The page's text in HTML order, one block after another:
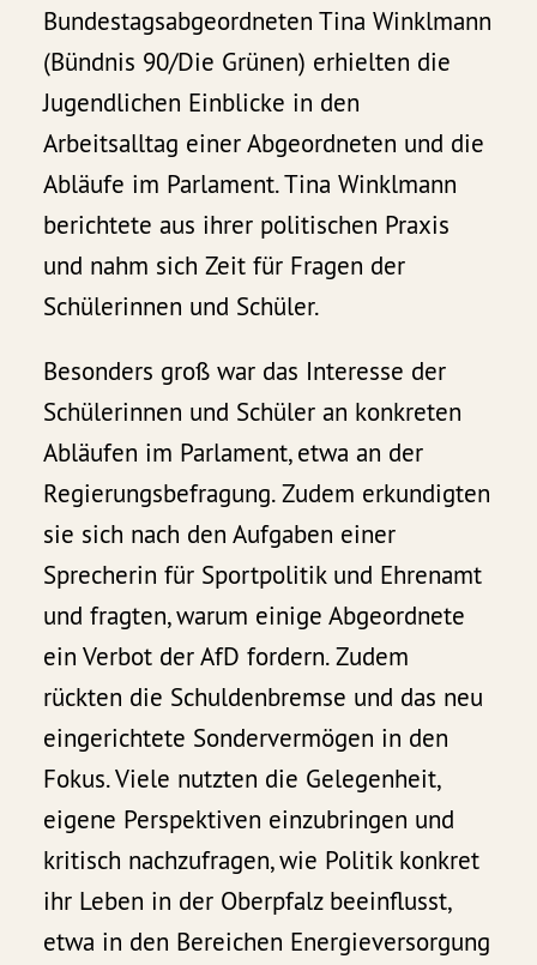
Bundestagsabgeordneten Tina Winklmann
(Bündnis 90/Die Grünen) erhielten die
Jugendlichen Einblicke in den
Arbeitsalltag einer Abgeordneten und die
Abläufe im Parlament. Tina Winklmann
berichtete aus ihrer politischen Praxis
und nahm sich Zeit für Fragen der
Schülerinnen und Schüler.
Besonders groß war das Interesse der
Schülerinnen und Schüler an konkreten
Abläufen im Parlament, etwa an der
Regierungsbefragung. Zudem erkundigten
sie sich nach den Aufgaben einer
Sprecherin für Sportpolitik und Ehrenamt
und fragten, warum einige Abgeordnete
ein Verbot der AfD fordern. Zudem
rückten die Schuldenbremse und das neu
eingerichtete Sondervermögen in den
Fokus. Viele nutzten die Gelegenheit,
eigene Perspektiven einzubringen und
kritisch nachzufragen, wie Politik konkret
ihr Leben in der Oberpfalz beeinflusst,
etwa in den Bereichen Energieversorgung